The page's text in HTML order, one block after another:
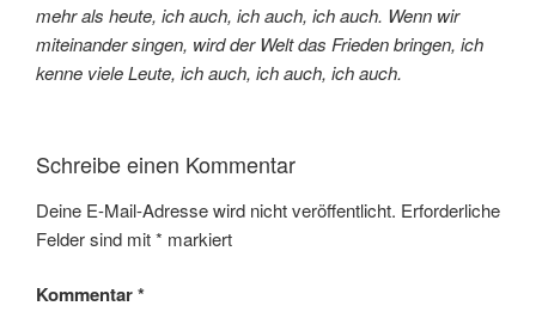
mehr als heute, ich auch, ich auch, ich auch. Wenn wir
miteinander singen, wird der Welt das Frieden bringen, ich
kenne viele Leute, ich auch, ich auch, ich auch.
Schreibe einen Kommentar
Deine E-Mail-Adresse wird nicht veröffentlicht. Erforderliche
Felder sind mit* markiert
Kommentar*